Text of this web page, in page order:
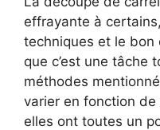
effrayante à
techniques et le bon
que c’est une tâche
méthodes
varier en fonction de
elles ont toutes un